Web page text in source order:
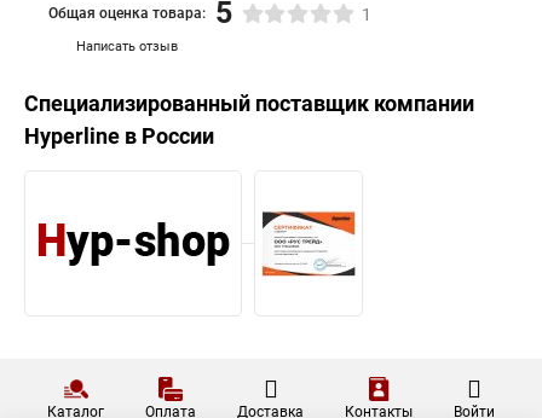
Написать отзыв
Общая оценка товара: 5 1
Специализированный поставщик компании
Hyperline в России
Каталог Оплата Доставка Контакты Войти